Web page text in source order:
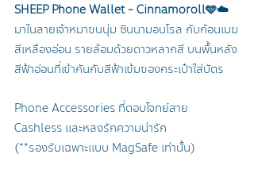
SHEEP Phone Wallet - Cinnamoroll🩵☁️
มาในลายเจ้าหมาขนนุ่ม ซินนามอนโรล กับก้อนเมฆ
สีเหลืองอ่อน รายล้อมด้วยดาวหลากสี บนพื้นหลัง
สีฟ้าอ่อนที่เข้ากันกับสีฟ้าเข้มของกระเป๋าใส่บัตร
Phone Accessories ที่ตอบโจทย์สาย
Cashless และหลงรักความน่ารัก
(**รองรับเฉพาะแบบ MagSafe เท่านั้น)